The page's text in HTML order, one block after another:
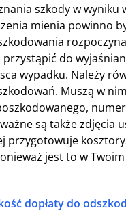
szkody w wyniku
mienia powinno
do
wypadku. Należy
Muszą w
są także zdjęcia
przygotowuje
jest to w
dopłaty do